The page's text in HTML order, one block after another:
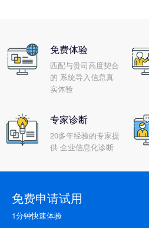
免费体验
匹配与贵司高度契合
的 系统导入信息真
实体验
专家诊断
20多年经验的专家提
供 企业信息化诊断
免费申请试用
1分钟快速体验